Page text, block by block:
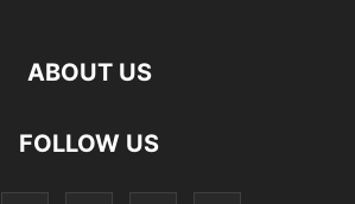
ABOUT US
FOLLOW US